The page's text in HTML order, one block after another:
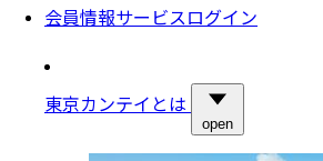
会員情報サービスログイン
東京カンテイとは
open